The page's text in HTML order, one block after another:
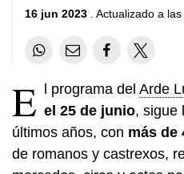
16 jun 2023 . Actualizado a
E l programa del Arde
el 25 de junio, sigue
últimos años, con más de
de romanos y castrexos,